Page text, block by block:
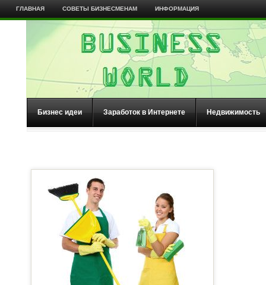
ГЛАВНАЯ СОВЕТЫ БИЗНЕСМЕНАМ ИНФОРМАЦИЯ
Бизнес идеи Заработок в Интернете Недвижимость